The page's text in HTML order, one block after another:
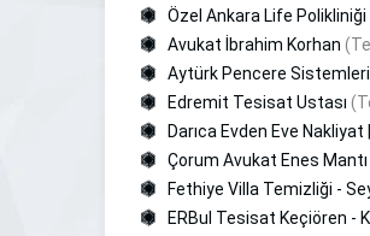
Özel Ankara Life Polikliniği
Avukat İbrahim Korhan
Aytürk Pencere Sistemleri
Edremit Tesisat Ustası
Darıca Evden Eve
Çorum Avukat Enes Mantı
Fethiye Villa Temizliği -
ERBul Tesisat Keçiören -